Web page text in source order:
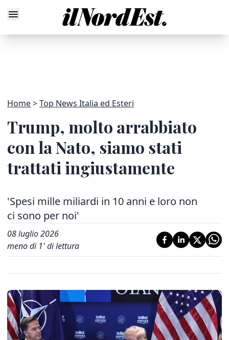
Home Top News Italia ed Esteri
Trump, molto arrabbiato
con la Nato, siamo stati
trattati ingiustamente
'Spesi mille miliardi in 10 anni e loro non
ci sono per noi'
08 luglio 2026
meno di 1' di lettura